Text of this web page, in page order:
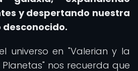
y despertando nuestra
universo en "Valerian y la
nos recuerda que